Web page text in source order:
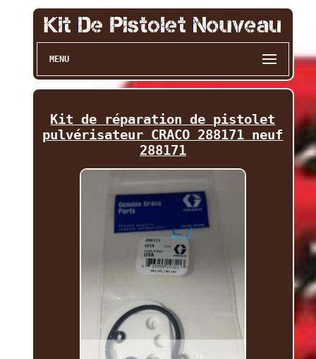
MENU
Kit de réparation de pistolet
pulvérisateur CRACO 288171 neuf
288171